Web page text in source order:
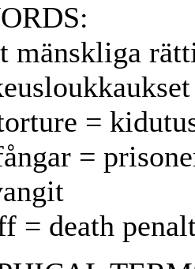
mänskliga
=
=
= death